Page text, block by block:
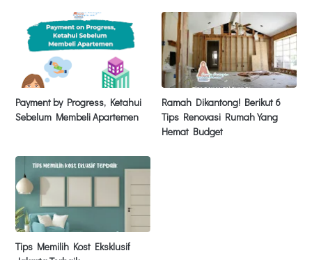
Payment by Progress, Ketahui
Sebelum Membeli Apartemen
Ramah Dikantong! Berikut 6
Tips Renovasi Rumah Yang
Hemat Budget
Tips Memilih Kost Eksklusif